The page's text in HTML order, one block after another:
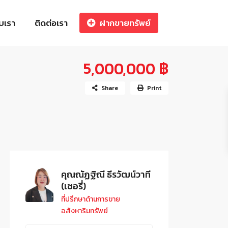
รา ติดต่อเรา ฝากขายทรัพย์
5,000,000 ฿
Share Print
คุณณัฏฐิณี ธีรวัฒน์วาที
(เชอรี่)
ที่ปรึกษาด้านการขาย
อสังหาริมทรัพย์